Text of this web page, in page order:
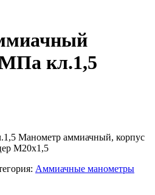
кл.1,5
Манометр аммиачный, корпус
М20х1,5
Аммиачные манометры